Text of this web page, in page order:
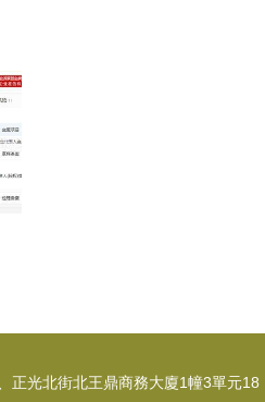
正光北街北王鼎商務大廈1幢3單元18